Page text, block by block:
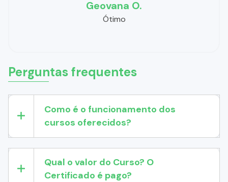
Geovana O.
Ótimo
Perguntas frequentes
Como é o funcionamento dos
cursos oferecidos?
Qual o valor do Curso? O
Certificado é pago?